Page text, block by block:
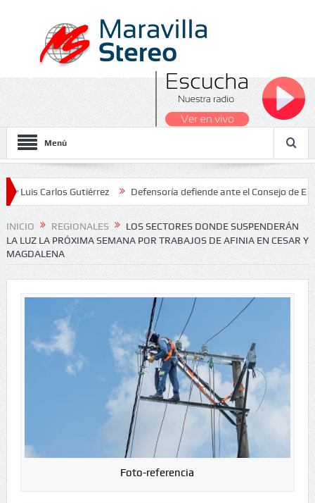
Menú
Gutiérrez Defensoría defiende ante el Consejo de Estado el
2026
INICIO REGIONALES
LOS SECTORES DONDE SUSPENDERÁN
LA LUZ LA PRÓXIMA SEMANA POR TRABAJOS DE AFINIA EN CESAR Y
MAGDALENA
Foto-referencia